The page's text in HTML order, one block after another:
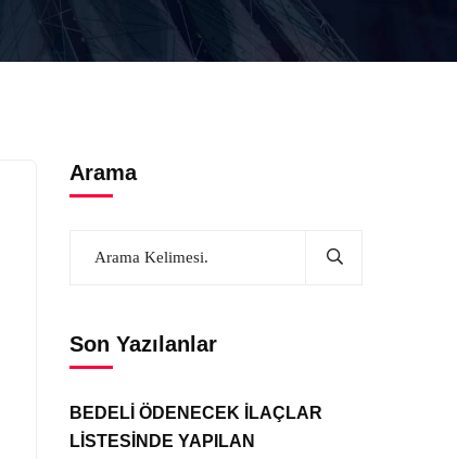
Arama
Son Yazılanlar
BEDELİ ÖDENECEK İLAÇLAR
LİSTESİNDE YAPILAN